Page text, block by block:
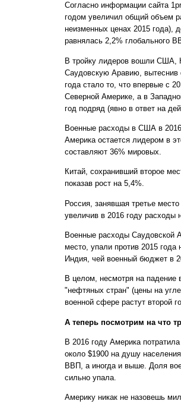
Согласно информации сайта
годом увеличил общий объем
неизменных ценах 2015 года),
равнялась 2,2% глобального
В тройку лидеров вошли США,
Саудовскую Аравию, вытеснив
года стало то, что впервые с
Северной Америке, а в
год подряд (явно в ответ на
Военные расходы в США в 2016
Америка остается лидером в
составляют 36% мировых.
Китай, сохранивший второе
показав рост на 5,4%.
Россия, занявшая третье
увеличив в 2016 году
Военные расходы Саудовской
место, упали против 2015
Индия, чей военный бюджет в
В целом, несмотря на падение
"нефтяных стран" (цены на
военной сфере растут второй
А теперь посмотрим на что
В 2016 году Америка
около $1900 на душу
ВВП, а иногда и выше. Доля
сильно упала.
Америку никак не назовешь